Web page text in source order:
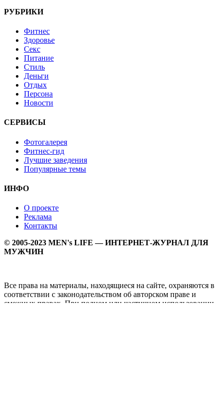
РУБРИКИ
Фитнес
Здоровье
Секс
Питание
Стиль
Деньги
Отдых
Персона
Новости
СЕРВИСЫ
Фотогалерея
Фитнес-гид
Лучшие заведения
Популярные темы
ИНФО
О проекте
Реклама
Контакты
© 2005-2023 MEN's LIFE — ИНТЕРНЕТ-ЖУРНАЛ ДЛЯ
МУЖЧИН
Все права на материалы, находящиеся на сайте, охраняются в
соответствии с законодательством об авторском праве и
смежных правах. При полном или частичном использовании